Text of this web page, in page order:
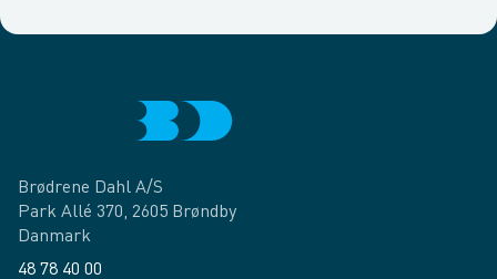
Brødrene Dahl A/S
Park Allé 370, 2605 Brøndby
Danmark
48 78 40 00